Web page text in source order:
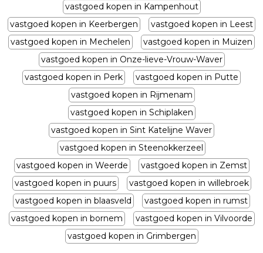
vastgoed kopen in Kampenhout
vastgoed kopen in Keerbergen
vastgoed kopen in Leest
vastgoed kopen in Mechelen
vastgoed kopen in Muizen
vastgoed kopen in Onze-lieve-Vrouw-Waver
vastgoed kopen in Perk
vastgoed kopen in Putte
vastgoed kopen in Rijmenam
vastgoed kopen in Schiplaken
vastgoed kopen in Sint Katelijne Waver
vastgoed kopen in Steenokkerzeel
vastgoed kopen in Weerde
vastgoed kopen in Zemst
vastgoed kopen in puurs
vastgoed kopen in willebroek
vastgoed kopen in blaasveld
vastgoed kopen in rumst
vastgoed kopen in bornem
vastgoed kopen in Vilvoorde
vastgoed kopen in Grimbergen